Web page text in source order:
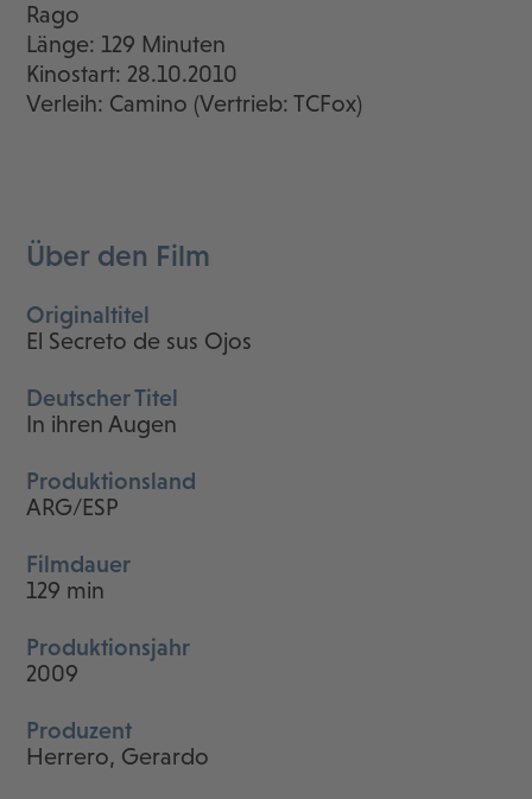
Rago
Länge: 129 Minuten
Kinostart: 28.10.2010
Verleih: Camino (Vertrieb: TCFox)
Über den Film
Originaltitel
El Secreto de sus Ojos
Deutscher Titel
In ihren Augen
Produktionsland
ARG/ESP
Filmdauer
129 min
Produktionsjahr
2009
Produzent
Herrero, Gerardo